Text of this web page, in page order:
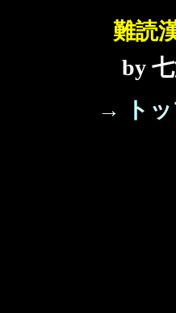
難読
by
→ トッ